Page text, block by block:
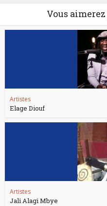
Vous
Artistes
Elage Diouf
Artistes
Jali Alagi Mbye